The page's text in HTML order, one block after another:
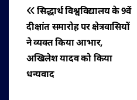
पोस्ट
नेविगेशन
सिद्धार्थ विश्वविद्यालय के 9वें
दीक्षांत समारोह पर क्षेत्रवासियों
ने व्यक्त किया आभार,
अखिलेश यादव को किया
धन्यवाद